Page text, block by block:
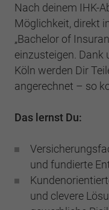
Nach deinem IHK-
Möglichkeit, direkt
„Bachelor of
einzusteigen. Dank
Köln werden Dir
angerechnet – so
Das lernst Du:
und fundierte
und clevere